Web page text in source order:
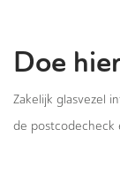
Doe
Zakelijk glasvezel
de postcodecheck